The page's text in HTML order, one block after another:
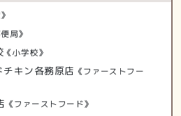
局》
《小学校》
キン各務原店 《ファーストフー
《ファーストフード》